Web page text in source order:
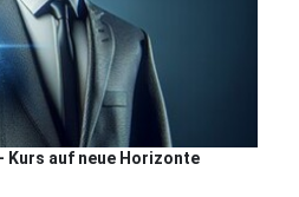
Kurs auf neue Horizonte